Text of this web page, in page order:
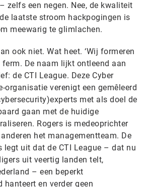
zelfs een negen. Nee, de kwaliteit
laatste stroom hackpogingen is
meewarig te glimlachen.
ook niet. Wat heet. ‘Wij formeren
ferm. De naam lijkt ontleend aan
de CTI League. Deze Cyber
organisatie verenigt een gemêleerd
met als doel de
gaan met de huidige
Rogers is medeoprichter
het managementteam. De
legt uit dat de CTI League – dat nu
uit veertig landen telt,
– een beperkt
en verder geen